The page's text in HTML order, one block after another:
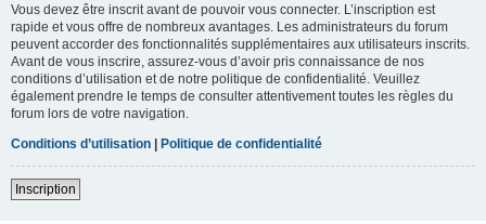
Vous devez être inscrit avant de pouvoir vous connecter. L’inscription est
rapide et vous offre de nombreux avantages. Les administrateurs du forum
peuvent accorder des fonctionnalités supplémentaires aux utilisateurs inscrits.
Avant de vous inscrire, assurez-vous d’avoir pris connaissance de nos
conditions d’utilisation et de notre politique de confidentialité. Veuillez
également prendre le temps de consulter attentivement toutes les règles du
forum lors de votre navigation.
Conditions d’utilisation | Politique de confidentialité
Inscription